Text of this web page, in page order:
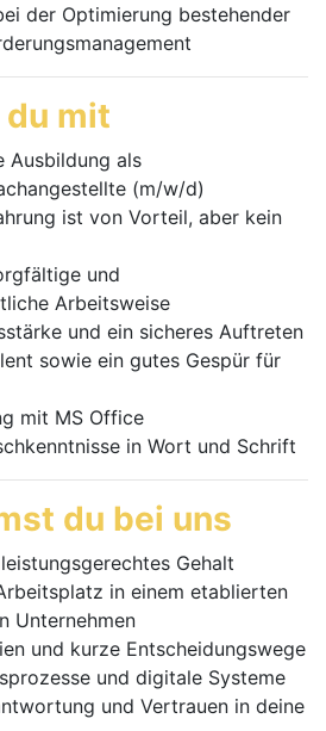
der Optimierung bestehender
mit
Ausbildung als
(m/w/d)
ist von Vorteil, aber kein
und
Arbeitsweise
und ein sicheres Auftreten
sowie ein gutes Gespür für
mit MS Office
in Wort und Schrift
du bei uns
Gehalt
in einem etablierten
Unternehmen
und kurze Entscheidungswege
und digitale Systeme
und Vertrauen in deine